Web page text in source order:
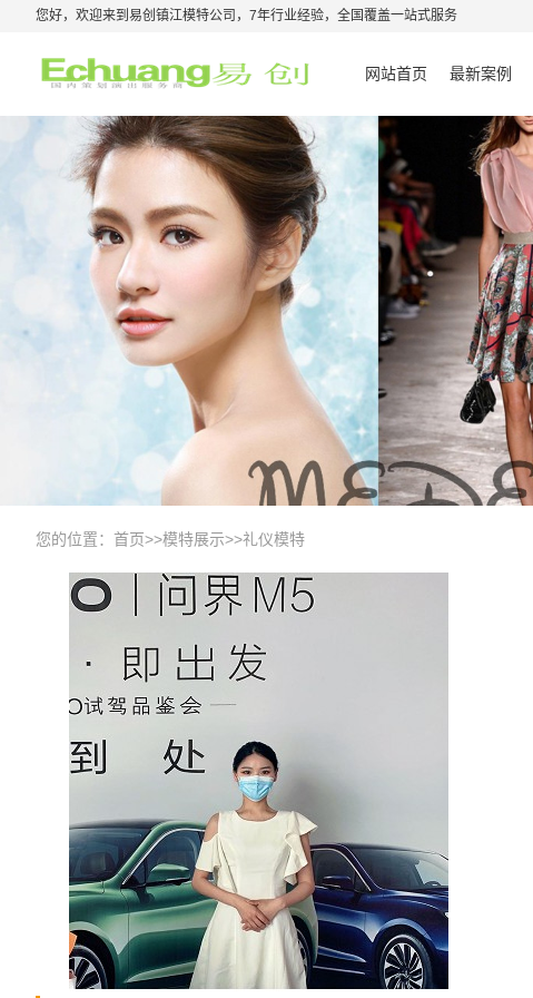
您好，欢迎来到易创镇江模特公司，7年行业经验，全国覆盖一站式服务
网站首页 最新案例
您的位置： 首页>>模特展示>>礼仪模特